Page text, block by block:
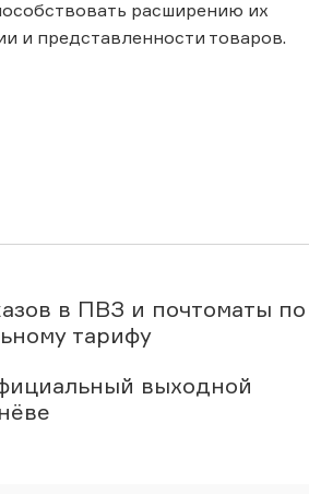
расширению их
и представленности товаров.
в ПВЗ и почтоматы по
тарифу
выходной